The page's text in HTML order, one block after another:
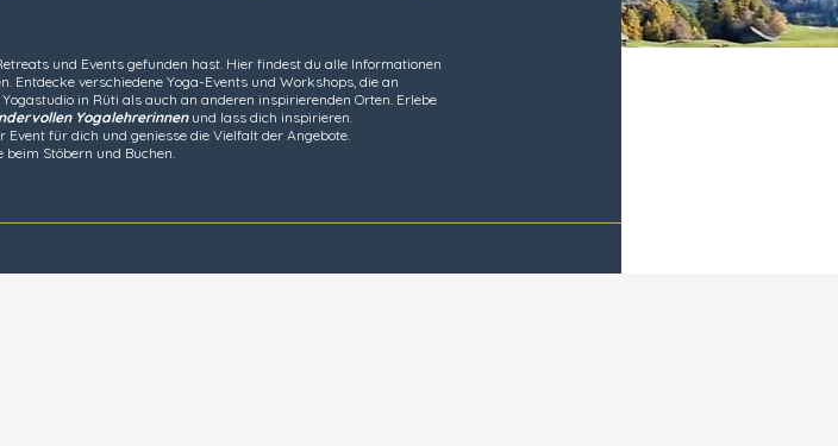
und Events gefunden hast. Hier findest du alle Informationen
Entdecke verschiedene Yoga-Events und Workshops, die an
in Rüti als auch an anderen inspirierenden Orten. Erlebe
Yogalehrerinnenund lass dich inspirieren.
Event für dich und geniesse die Vielfalt der Angebote.
beim Stöbern und Buchen.